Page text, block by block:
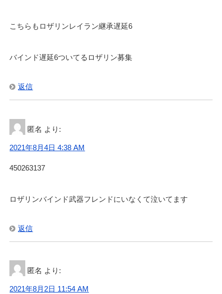
こちらもロザリンレイラン継承遅延6
バインド遅延6ついてるロザリン募集
返信
匿名 より:
2021年8月4日 4:38 AM
450263137
ロザリンバインド武器フレンドにいなくて泣いてます
返信
匿名 より:
2021年8月2日 11:54 AM